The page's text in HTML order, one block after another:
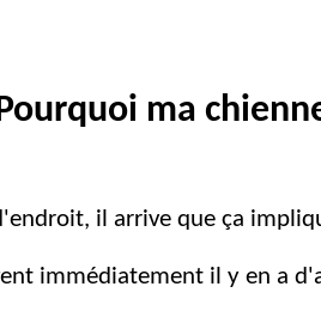
ma
il arrive que ça
immédiatement il y en a